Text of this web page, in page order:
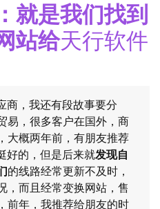
就是我们找到
站给天行软件
商，我还有段故事要分
易，很多客户在国外，商
大概两年前，有朋友推荐
好的，但是后来就发现自
的线路经常更新不及时，
，而且经常变换网站，售
前年，我推荐给朋友的时